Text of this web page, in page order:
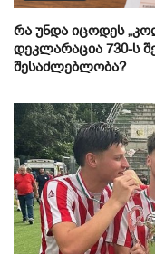
რა უნდა იცოდეს
დეკლარაცია 730-ს
შესაძლებლობა?